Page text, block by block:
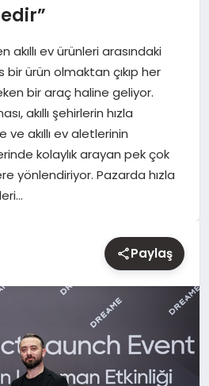
ev ürünleri arasındaki
ürün olmaktan çıkıp her
bir araç haline geliyor.
akıllı şehirlerin hızla
akıllı ev aletlerinin
kolaylık arayan pek çok
yönlendiriyor. Pazarda hızla
Paylaş